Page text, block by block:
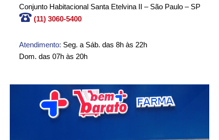
Conjunto Habitacional Santa Etelvina II – São Paulo – SP
(11) 3060-5400
Atendimento: Seg. a Sáb. das 8h às 22h
Dom. das 07h às 20h